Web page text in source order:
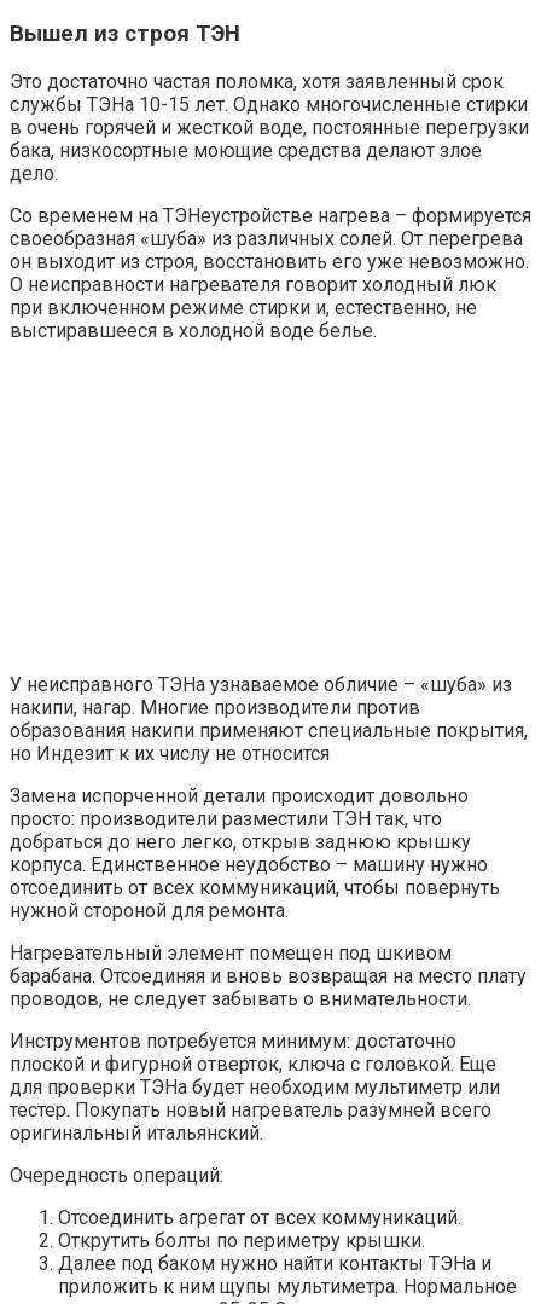
Вышел из строя ТЭН
Это достаточно частая поломка, хотя заявленный срок
службы ТЭНа 10-15 лет. Однако многочисленные стирки
в очень горячей и жесткой воде, постоянные перегрузки
бака, низкосортные моющие средства делают злое
дело.
Со временем на ТЭНеустройстве нагрева – формируется
своеобразная «шуба» из различных солей. От перегрева
он выходит из строя, восстановить его уже невозможно.
О неисправности нагревателя говорит холодный люк
при включенном режиме стирки и, естественно, не
выстиравшееся в холодной воде белье.
У неисправного ТЭНа узнаваемое обличие – «шуба» из
накипи, нагар. Многие производители против
образования накипи применяют специальные покрытия,
но Индезит к их числу не относится
Замена испорченной детали происходит довольно
просто: производители разместили ТЭН так, что
добраться до него легко, открыв заднюю крышку
корпуса. Единственное неудобство – машину нужно
отсоединить от всех коммуникаций, чтобы повернуть
нужной стороной для ремонта.
Нагревательный элемент помещен под шкивом
барабана. Отсоединяя и вновь возвращая на место плату
проводов, не следует забывать о внимательности.
Инструментов потребуется минимум: достаточно
плоской и фигурной отверток, ключа с головкой. Еще
для проверки ТЭНа будет необходим мультиметр или
тестер. Покупать новый нагреватель разумней всего
оригинальный итальянский.
Очередность операций:
Отсоединить агрегат от всех коммуникаций.
Открутить болты по периметру крышки.
Далее под баком нужно найти контакты ТЭНа и
приложить к ним щупы мультиметра. Нормальное